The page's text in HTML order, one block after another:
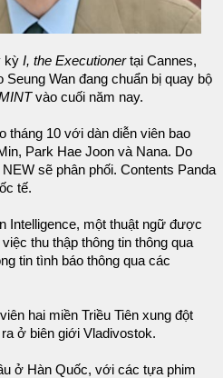
kỳ I, the Executionertại Cannes,
Wan đang chuẩn bị quay bộ
vào cuối năm nay.
tháng 10 với dàn diễn viên bao
Park Hae Joon và Nana. Do
sẽ phân phối. Contents Panda
tế.
Intelligence, một thuật ngữ được
thu thập thông tin thông qua
tin tình báo thông qua các
hai miền Triều Tiên xung đột
ở biên giới Vladivostok.
ở Hàn Quốc, với các tựa phim